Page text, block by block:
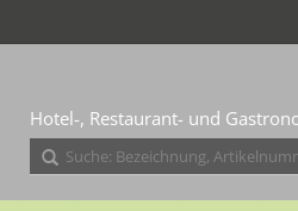
Hotel-, Restaurant- und